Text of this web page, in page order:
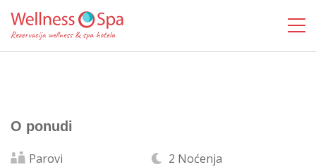
O ponudi
Parovi 2 Noćenja